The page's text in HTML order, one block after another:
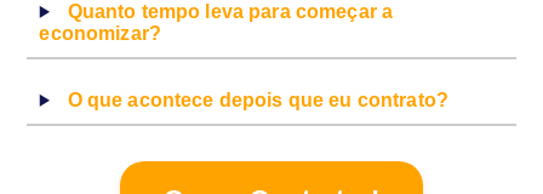
Quanto tempo leva para começar a
economizar?
O que acontece depois que eu contrato?